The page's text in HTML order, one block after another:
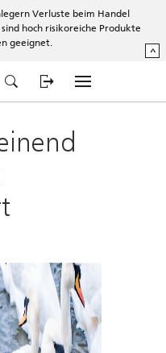
Verluste beim Handel
hoch risikoreiche Produkte
geeignet.
^